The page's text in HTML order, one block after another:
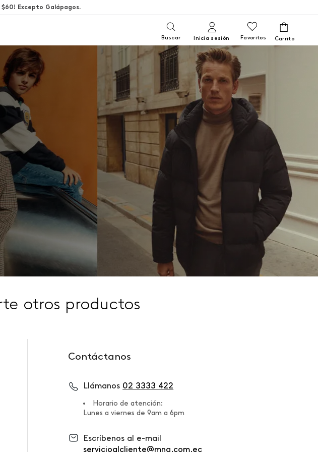
$60! Excepto Galápagos.
Buscar Inicia sesión Favoritos
otros productos
Contáctanos
Llámanos 02 3333 422
Horario de atención:
Lunes a viernes de 9am a 6pm
Escríbenos al e-mail
servicioalcliente@mng.com.ec